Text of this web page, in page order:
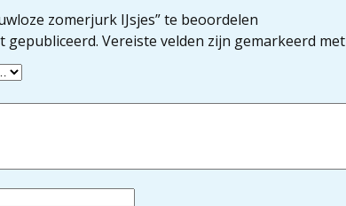
zomerjurk IJsjes” te beoordelen
gepubliceerd. Vereiste velden zijn gemarkeerd met